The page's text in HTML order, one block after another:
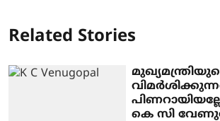
Related Stories
കെ സി